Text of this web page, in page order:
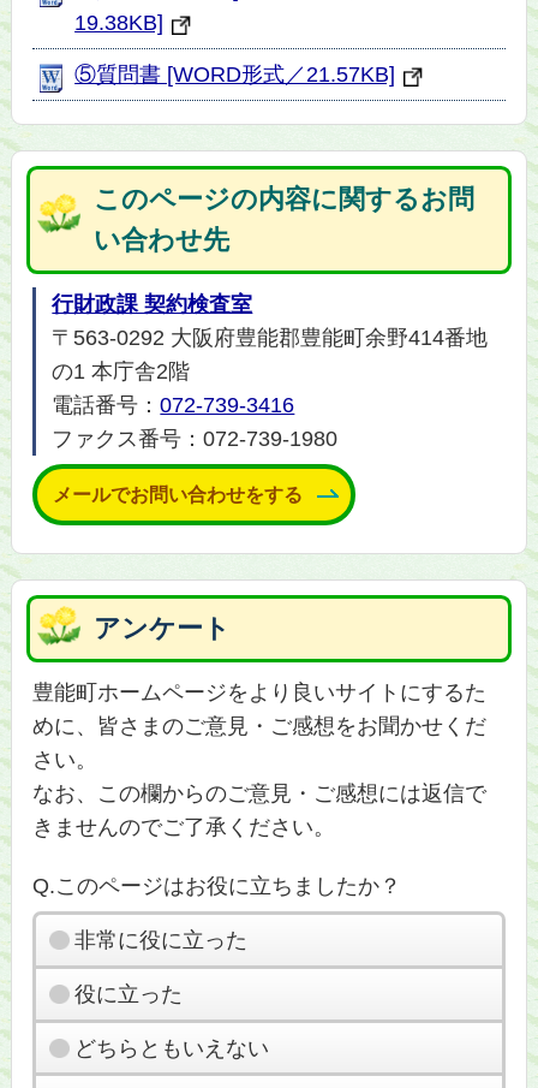
19.38KB]
⑤質問書 [WORD形式／21.57KB]
このページの内容に関するお問
い合わせ先
行財政課 契約検査室
〒563-0292 大阪府豊能郡豊能町余野414番地
の1 本庁舎2階
電話番号：072-739-3416
ファクス番号：072-739-1980
メールでお問い合わせをする
アンケート
豊能町ホームページをより良いサイトにするた
めに、皆さまのご意見・ご感想をお聞かせくだ
さい。
なお、この欄からのご意見・ご感想には返信で
きませんのでご了承ください。
Q.このページはお役に立ちましたか？
非常に役に立った
役に立った
どちらともいえない